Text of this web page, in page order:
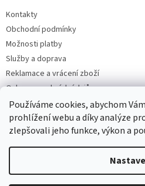
Používáme cookies, abychom
prohlížení webu a díky analýze
zlepšovali jeho funkce, výkon a
Kontakty
Obchodní podmínky
Možnosti platby
Služby a doprava
Reklamace a vrácení zboží
Ochrana osobních údajů